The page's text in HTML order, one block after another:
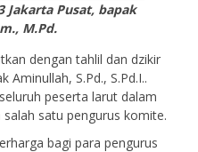
Jakarta Pusat, bapak
M.Pd.
dengan tahlil dan dzikir
Aminullah, S.Pd., S.Pd.I..
peserta larut dalam
satu pengurus komite.
bagi para pengurus